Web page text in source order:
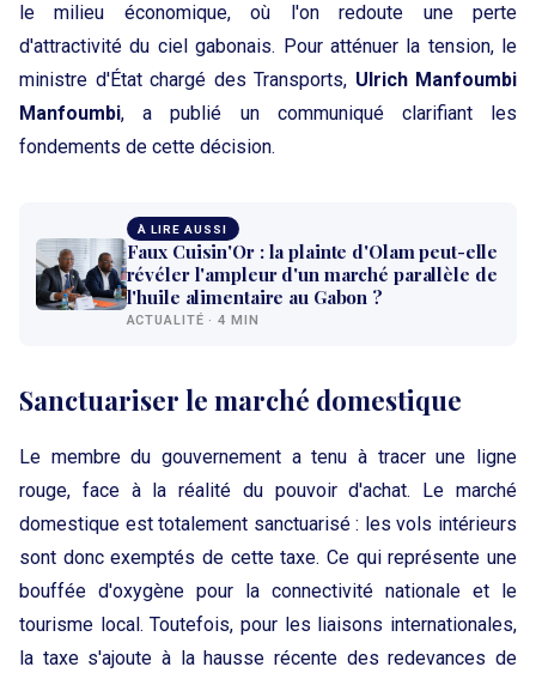
le milieu économique, où l'on redoute une perte
d'attractivité du ciel gabonais. Pour atténuer la tension, le
ministre d'État chargé des Transports, Ulrich Manfoumbi
Manfoumbi, a publié un communiqué clarifiant les
fondements de cette décision.
À LIRE AUSSI
Faux Cuisin'Or : la plainte d'Olam peut-elle
révéler l'ampleur d'un marché parallèle de
l'huile alimentaire au Gabon ?
ACTUALITÉ · 4 MIN
Sanctuariser le marché domestique
Le membre du gouvernement a tenu à tracer une ligne
rouge, face à la réalité du pouvoir d'achat. Le marché
domestique est totalement sanctuarisé : les vols intérieurs
sont donc exemptés de cette taxe. Ce qui représente une
bouffée d'oxygène pour la connectivité nationale et le
tourisme local. Toutefois, pour les liaisons internationales,
la taxe s'ajoute à la hausse récente des redevances de